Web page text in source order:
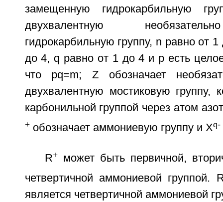
замещенную гидрокарбильную
двухвалентную
гидрокарбильную группу, n равно от
до 4, q равно от 1 до 4 и р есть
что pq=m; Z обозначает
двухвалентную мостиковую группу,
карбонильной группой через атом
+обозначает аммониевую группу и Xq-
R+может быть первичной,
четвертичной аммониевой группой.
является четвертичной аммониевой